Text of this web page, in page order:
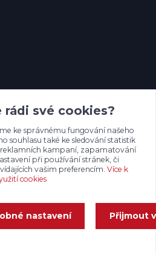
rádi své cookies?
ke správnému fungování našeho
souhlasu také ke sledování statistik
kampaní, zapamatování
při používání stránek, či
vašim preferencím. Více k
cookies
nastavení Přijmout